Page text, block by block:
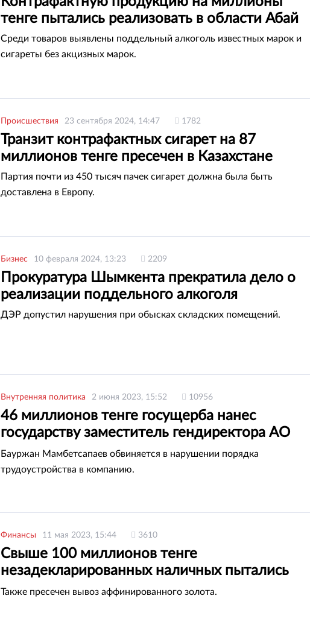
тенге пытались реализовать в области Абай
Среди товаров выявлены поддельный алкоголь известных марок и
сигареты без акцизных марок.
Происшествия 23 сентября 2024, 14:47 1782
Транзит контрафактных сигарет на 87
миллионов тенге пресечен в Казахстане
Партия почти из 450 тысяч пачек сигарет должна была быть
доставлена в Европу.
Бизнес 10 февраля 2024, 13:23 2209
Прокуратура Шымкента прекратила дело о
реализации поддельного алкоголя
ДЭР допустил нарушения при обысках складских помещений.
Внутренняя политика 2 июня 2023, 15:52 10956
46 миллионов тенге госущерба нанес
государству заместитель гендиректора АО
«ОзенМунайГаз»
Бауржан Мамбетсапаев обвиняется в нарушении порядка
трудоустройства в компанию.
Финансы 11 мая 2023, 15:44 3610
Свыше 100 миллионов тенге
незадекларированных наличных пытались
вывезти из Астаны
Также пресечен вывоз аффинированного золота.